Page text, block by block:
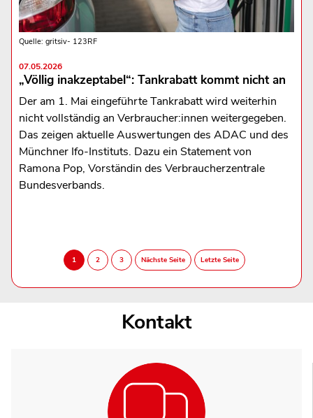
Quelle: gritsiv- 123RF
07.05.2026
„Völlig inakzeptabel“: Tankrabatt kommt nicht an
Der am 1. Mai eingeführte Tankrabatt wird weiterhin
nicht vollständig an Verbraucher:innen weitergegeben.
Das zeigen aktuelle Auswertungen des ADAC und des
Münchner Ifo-Instituts. Dazu ein Statement von
Ramona Pop, Vorständin des Verbraucherzentrale
Bundesverbands.
Kontakt